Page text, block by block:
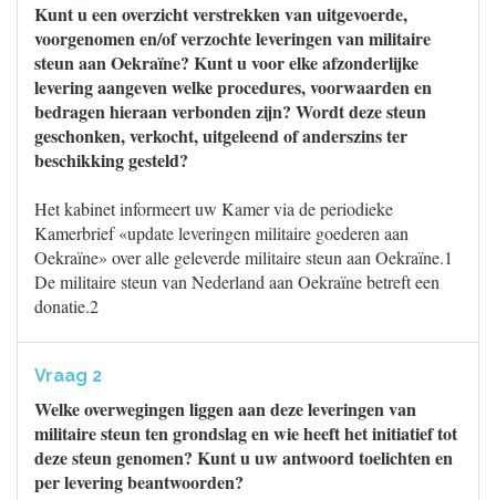
Kunt u een overzicht verstrekken van uitgevoerde,
voorgenomen en/of verzochte leveringen van militaire
steun aan Oekraïne? Kunt u voor elke afzonderlijke
levering aangeven welke procedures, voorwaarden en
bedragen hieraan verbonden zijn? Wordt deze steun
geschonken, verkocht, uitgeleend of anderszins ter
beschikking gesteld?
Het kabinet informeert uw Kamer via de periodieke
Kamerbrief «update leveringen militaire goederen aan
Oekraïne» over alle geleverde militaire steun aan Oekraïne.1
De militaire steun van Nederland aan Oekraïne betreft een
donatie.2
Vraag 2
Welke overwegingen liggen aan deze leveringen van
militaire steun ten grondslag en wie heeft het initiatief tot
deze steun genomen? Kunt u uw antwoord toelichten en
per levering beantwoorden?